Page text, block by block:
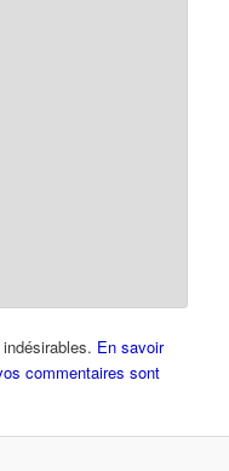
En savoir
commentaires sont